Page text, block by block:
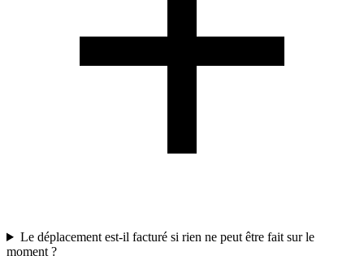
Le déplacement est-il facturé si rien ne peut être fait sur le
moment ?